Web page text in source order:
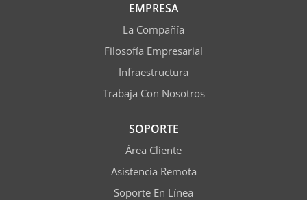
EMPRESA
La Compañía
Filosofía Empresarial
Infraestructura
Trabaja Con Nosotros
SOPORTE
Área Cliente
Asistencia Remota
Soporte En Línea